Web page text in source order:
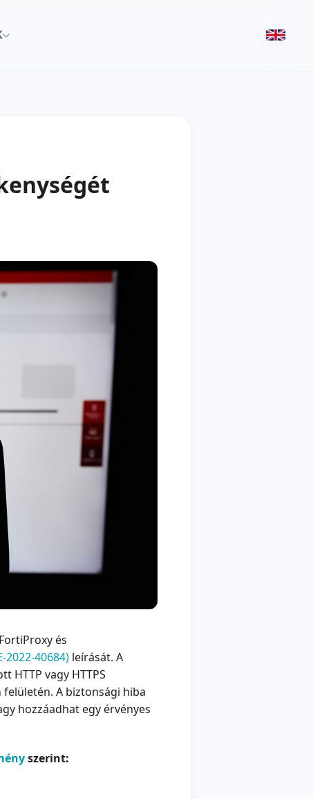
és
2022-40684) leírását. A
HTTP vagy HTTPS
A biztonsági hiba
hozzáadhat egy érvényes
szerint: